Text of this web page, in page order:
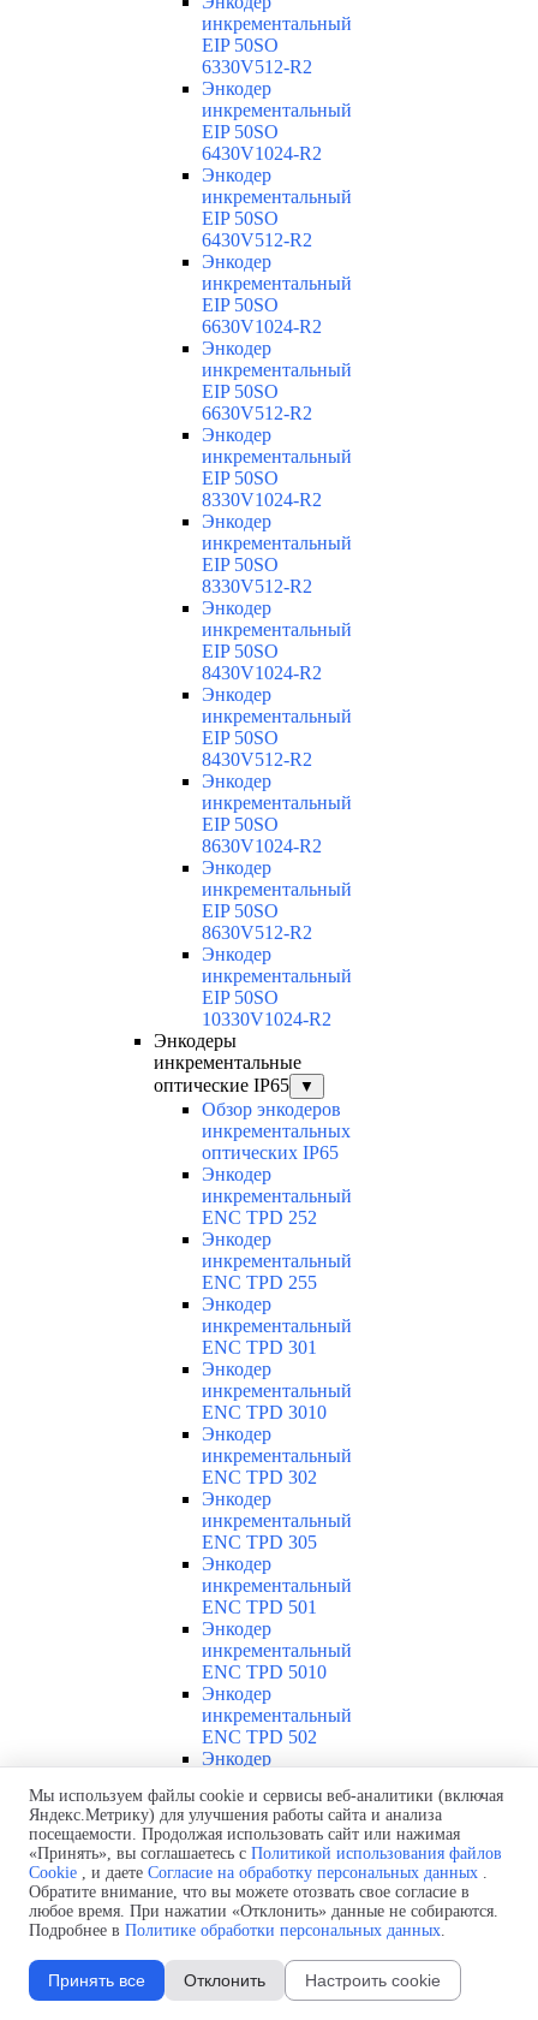
инкрементальный
EIP 50SO
6330V512-R2
Энкодер
инкрементальный
EIP 50SO
6430V1024-R2
Энкодер
инкрементальный
EIP 50SO
6430V512-R2
Энкодер
инкрементальный
EIP 50SO
6630V1024-R2
Энкодер
инкрементальный
EIP 50SO
6630V512-R2
Энкодер
инкрементальный
EIP 50SO
8330V1024-R2
Энкодер
инкрементальный
EIP 50SO
8330V512-R2
Энкодер
инкрементальный
EIP 50SO
8430V1024-R2
Энкодер
инкрементальный
EIP 50SO
8430V512-R2
Энкодер
инкрементальный
EIP 50SO
8630V1024-R2
Энкодер
инкрементальный
EIP 50SO
8630V512-R2
Энкодер
инкрементальный
EIP 50SO
10330V1024-R2
Энкодеры
инкрементальные
оптические IP65
▼
Обзор энкодеров
инкрементальных
оптических IP65
Энкодер
инкрементальный
ENC TPD 252
Энкодер
инкрементальный
ENC TPD 255
Энкодер
инкрементальный
ENC TPD 301
Энкодер
инкрементальный
ENC TPD 3010
Энкодер
инкрементальный
ENC TPD 302
Энкодер
инкрементальный
ENC TPD 305
Энкодер
инкрементальный
ENC TPD 501
Энкодер
инкрементальный
ENC TPD 5010
Энкодер
инкрементальный
ENC TPD 502
Энкодер
ENC TPD 505
Энкодер
инкрементальный
ENC TPD 2510
Энкодер
инкрементальный
ENC TPD 251
инкрементальный
EIP 58HO
Мы используем файлы cookie и сервисы веб-аналитики (включая
Яндекс.Метрику) для улучшения работы сайта и анализа
посещаемости. Продолжая использовать сайт или нажимая
«Принять», вы соглашаетесь с Политикой использования файлов
Cookie , и даете Согласие на обработку персональных данных .
Обратите внимание, что вы можете отозвать свое согласие в
любое время. При нажатии «Отклонить» данные не собираются.
Подробнее в Политике обработки персональных данных.
Принять все Отклонить Настроить cookie